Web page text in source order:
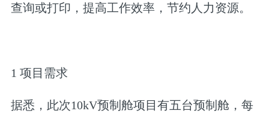
查询或打印，提高工作效率，节约人力资源。
1 项目需求
据悉，此次10kV预制舱项目有五台预制舱，每